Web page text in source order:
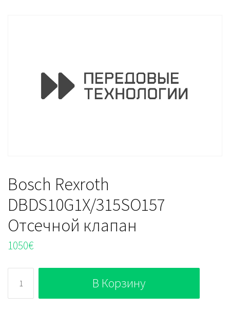
Bosch Rexroth
DBDS10G1X/315SO157
Отсечной клапан
1050€
Bosch
Rexroth
В Корзину